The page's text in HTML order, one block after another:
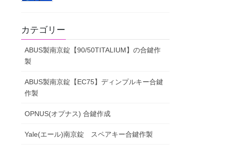
カテゴリー
ABUS製南京錠【90/50TITALIUM】の合鍵作
製
ABUS製南京錠【EC75】ディンプルキー合鍵
作製
OPNUS(オプナス) 合鍵作成
Yale(エール)南京錠 スペアキー合鍵作製